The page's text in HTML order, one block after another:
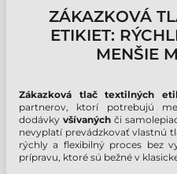
ZÁKAZKOVÁ
ETIKIET:
MENŠIE
Zákazková tlač textilných
partnerov, ktorí potrebujú
dodávky všívanýchči
nevyplatí prevádzkovať vlastnú
rýchly a flexibilný proces bez
prípravu, ktoré sú bežné v